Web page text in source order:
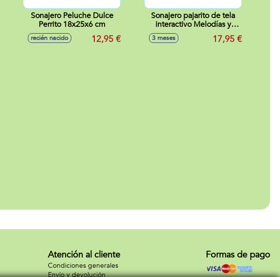
Sonajero Peluche Dulce
Perrito 18x25x6 cm
recién nacido 12,95 €
Sonajero pajarito de tela
interactivo Melodías y
sensaciones con
diferentes texturas, frases,
3 meses 17,95 €
Atención al cliente
Condiciones generales
Envío y devolución
Formas de pago